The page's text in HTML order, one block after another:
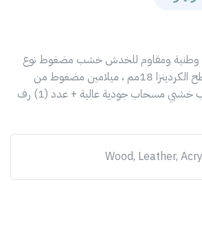
وطنية ومقاوم للخدش خشب مضغوط نوع
(ام دي اف) ، سمك سطح الكردينزا 18مم ، ميلامين مضغوط من
الجهتين مع عدد (2) باب خشبي مسحاب جودية عالية + عدد (1) رف
Wood, Leather,